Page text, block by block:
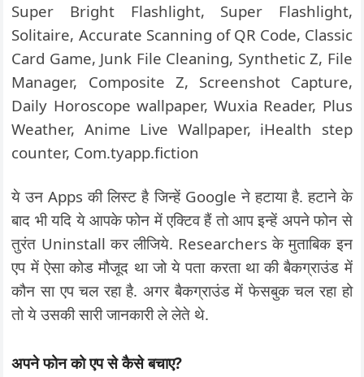
Super Bright Flashlight, Super Flashlight,
Solitaire, Accurate Scanning of QR Code, Classic
Card Game, Junk File Cleaning, Synthetic Z, File
Manager, Composite Z, Screenshot Capture,
Daily Horoscope wallpaper,Wuxia Reader, Plus
Weather, Anime Live Wallpaper, iHealth step
counter, Com.tyapp.fiction
ये उन Apps की लिस्ट है जिन्हें Google ने हटाया है. हटाने के
बाद भी यदि ये आपके फोन में एक्टिव हैं तो आप इन्हें अपने फोन से
तुरंत Uninstall कर लीजिये. Researchers के मुताबिक इन
एप में ऐसा कोड मौजूद था जो ये पता करता था की बैकग्राउंड में
कौन सा एप चल रहा है. अगर बैकग्राउंड में फेसबुक चल रहा हो
तो ये उसकी सारी जानकारी ले लेते थे.
अपने फोन को एप से कैसे बचाए?